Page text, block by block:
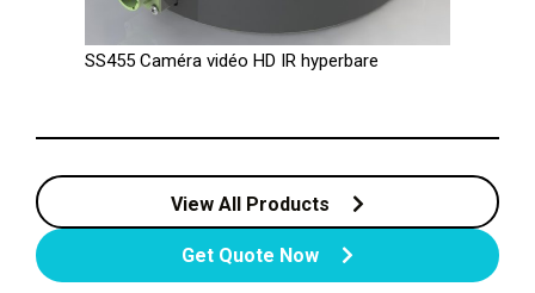
SS455 Caméra vidéo HD IR hyperbare
View All Products
Get Quote Now